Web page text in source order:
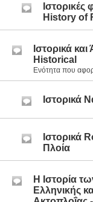
History of
Ιστορικά
Historical
Ενότητα που
Ιστορικά
Ιστορικά
Πλοία
Η Ιστορία
Ελληνικής